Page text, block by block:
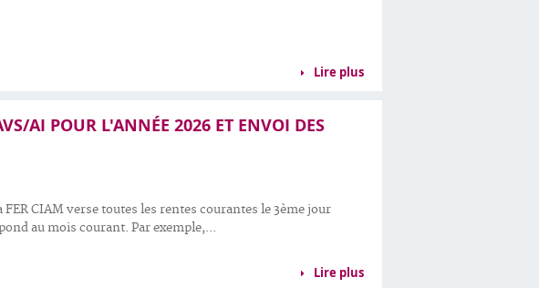
Lire plus
AI POUR L'ANNÉE 2026 ET ENVOI DES
CIAM verse toutes les rentes courantes le 3ème jour
au mois courant. Par exemple,...
Lire plus